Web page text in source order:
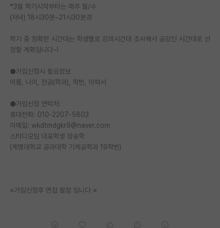
*3월 학기시작부터는 매주 월/수
(저녁) 18시30분~21시30분경
학기 중 정확한 시간대는 학생별로 강의시간대 조사해서 공강인 시간대로 선
정할 계획입니다~!
●가입신청시 필요정보
이름, 나이, 전공(학과), 학번, 이력서
●가입신청 연락처:
휴대전화: 010-2207-5803
이메일: wkdtmdgkr9@naver.com
스터디모임 대표학생 장승학
(계명대학교 공과대학 기계공학과 19학번)
※가입신청후 면접 필참 입니다 ※